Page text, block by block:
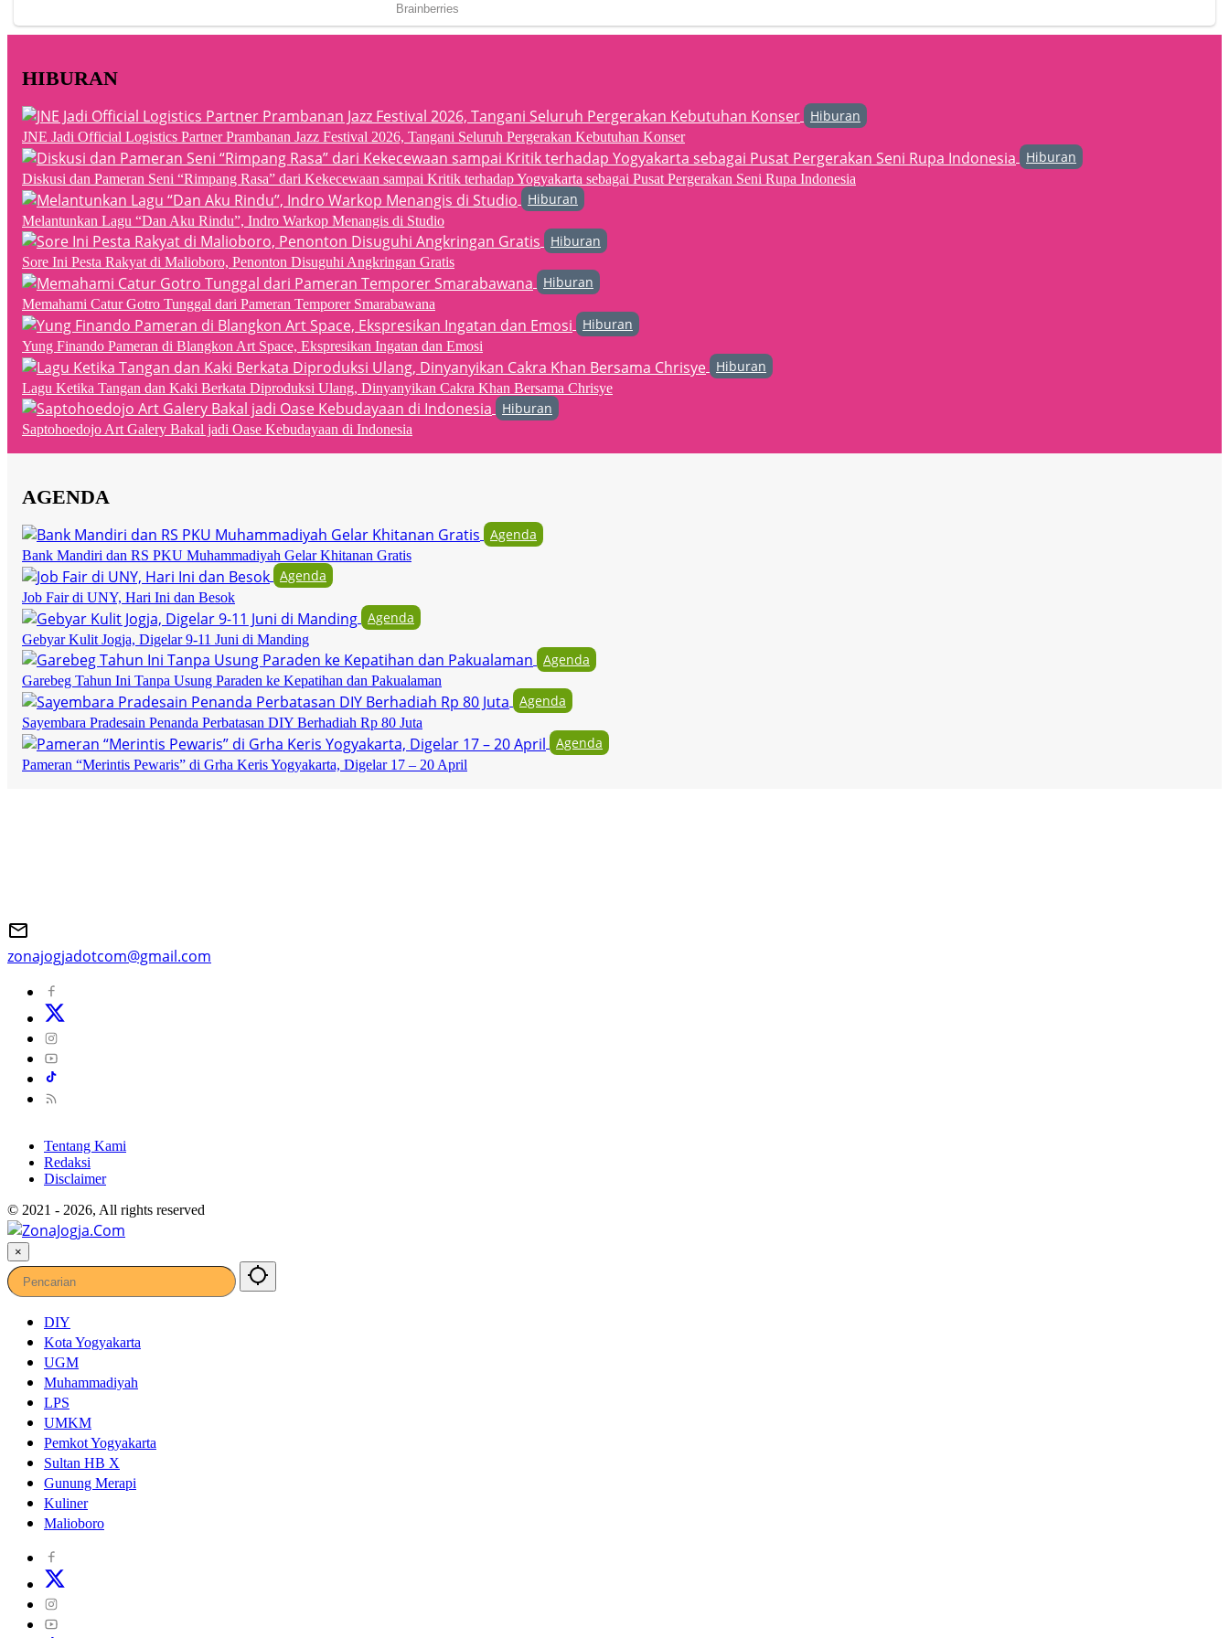
HIBURAN
Hiburan
JNE Jadi Official Logistics Partner Prambanan Jazz Festival 2026, Tangani Seluruh Pergerakan Kebutuhan Konser
Hiburan
Diskusi dan Pameran Seni “Rimpang Rasa” dari Kekecewaan sampai Kritik terhadap Yogyakarta sebagai Pusat Pergerakan Seni Rupa Indonesia
Hiburan
Melantunkan Lagu “Dan Aku Rindu”, Indro Warkop Menangis di Studio
Hiburan
Sore Ini Pesta Rakyat di Malioboro, Penonton Disuguhi Angkringan Gratis
Hiburan
Memahami Catur Gotro Tunggal dari Pameran Temporer Smarabawana
Hiburan
Yung Finando Pameran di Blangkon Art Space, Ekspresikan Ingatan dan Emosi
Hiburan
Lagu Ketika Tangan dan Kaki Berkata Diproduksi Ulang, Dinyanyikan Cakra Khan Bersama Chrisye
Hiburan
Saptohoedojo Art Galery Bakal jadi Oase Kebudayaan di Indonesia
AGENDA
Agenda
Bank Mandiri dan RS PKU Muhammadiyah Gelar Khitanan Gratis
Agenda
Job Fair di UNY, Hari Ini dan Besok
Agenda
Gebyar Kulit Jogja, Digelar 9-11 Juni di Manding
Agenda
Garebeg Tahun Ini Tanpa Usung Paraden ke Kepatihan dan Pakualaman
Agenda
Sayembara Pradesain Penanda Perbatasan DIY Berhadiah Rp 80 Juta
Agenda
Pameran “Merintis Pewaris” di Grha Keris Yogyakarta, Digelar 17 – 20 April
zonajogjadotcom@gmail.com
Tentang Kami
Redaksi
Disclaimer
© 2021 - 2026, All rights reserved
×
DIY
Kota Yogyakarta
UGM
Muhammadiyah
LPS
UMKM
Pemkot Yogyakarta
Sultan HB X
Gunung Merapi
Kuliner
Malioboro